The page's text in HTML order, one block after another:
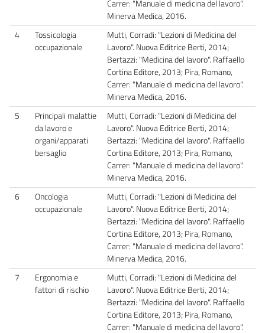
Carrer: "Manuale di medicina del lavoro".
Minerva Medica, 2016.
4
Tossicologia
occupazionale
Mutti, Corradi: "Lezioni di Medicina del
Lavoro". Nuova Editrice Berti, 2014;
Bertazzi: "Medicina del lavoro". Raffaello
Cortina Editore, 2013; Pira, Romano,
Carrer: "Manuale di medicina del lavoro".
Minerva Medica, 2016.
5
Principali malattie
da lavoro e
organi/apparati
bersaglio
Mutti, Corradi: "Lezioni di Medicina del
Lavoro". Nuova Editrice Berti, 2014;
Bertazzi: "Medicina del lavoro". Raffaello
Cortina Editore, 2013; Pira, Romano,
Carrer: "Manuale di medicina del lavoro".
Minerva Medica, 2016.
6
Oncologia
occupazionale
Mutti, Corradi: "Lezioni di Medicina del
Lavoro". Nuova Editrice Berti, 2014;
Bertazzi: "Medicina del lavoro". Raffaello
Cortina Editore, 2013; Pira, Romano,
Carrer: "Manuale di medicina del lavoro".
Minerva Medica, 2016.
7
Ergonomia e
fattori di rischio
Mutti, Corradi: "Lezioni di Medicina del
Lavoro". Nuova Editrice Berti, 2014;
Bertazzi: "Medicina del lavoro". Raffaello
Cortina Editore, 2013; Pira, Romano,
Carrer: "Manuale di medicina del lavoro".